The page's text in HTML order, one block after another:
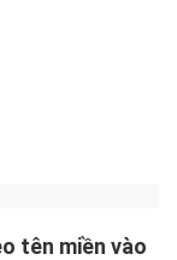
tên miền vào